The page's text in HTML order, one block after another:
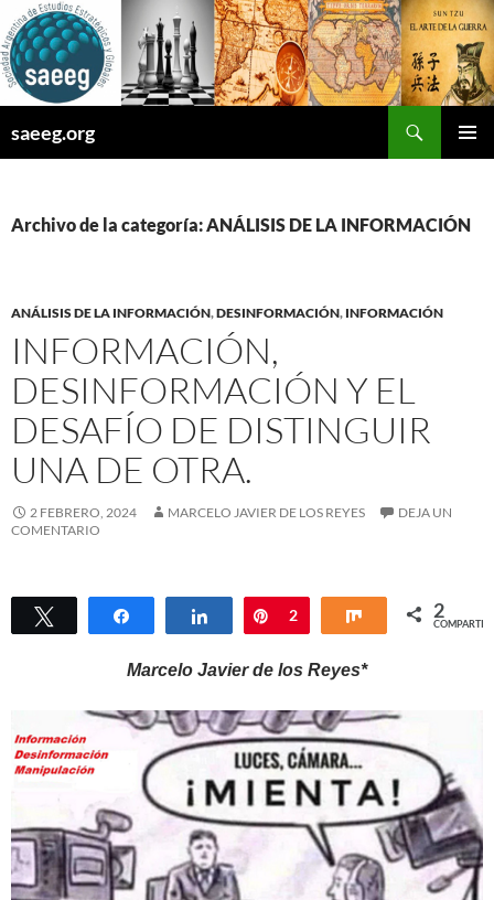
Saltar
al
contenido
saeeg.org
Archivo de la categoría: ANÁLISIS DE LA INFORMACIÓN
ANÁLISIS DE LA INFORMACIÓN,DESINFORMACIÓN, INFORMACIÓN
INFORMACIÓN,
DESINFORMACIÓN Y EL
DESAFÍO DE DISTINGUIR
UNA DE OTRA.
2 FEBRERO, 2024 MARCELO JAVIER DE LOS REYES
DEJA UN
COMENTARIO
Twittear Compartir CompartirPin
2 Compartir
2
COMPARTIR
Marcelo Javier de los Reyes*